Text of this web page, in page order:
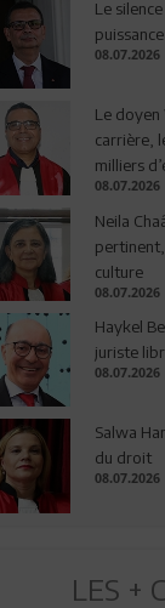
Le
08.07.2026
Le doyen
carrière,
milliers
08.07.2026
Neila
culture
08.07.2026
Haykel
juriste
08.07.2026
Salwa
du droit
08.07.2026
LES +